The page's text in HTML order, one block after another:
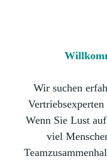
Wir suchen
Wenn Sie Lust
viel